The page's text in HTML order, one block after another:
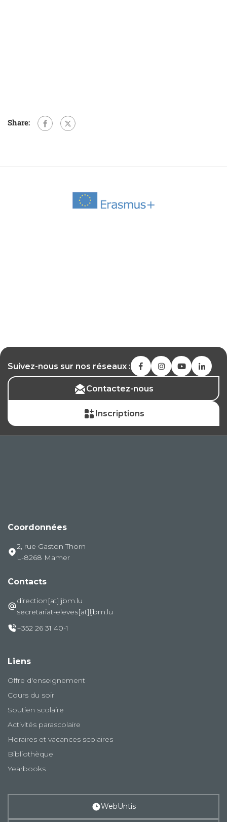
Share:
Suivez-nous sur nos réseaux :
Contactez-nous
Inscriptions
Coordonnées
2, rue Gaston Thorn
L-8268 Mamer
Contacts
direction[at]ljbm.lu
secretariat-eleves[at]ljbm.lu
+352 26 31 40-1
Liens
Offre d'enseignement
Cours du soir
Soutien scolaire
Activités parascolaire
Horaires et vacances scolaires
Bibliothèque
Yearbooks
WebUntis